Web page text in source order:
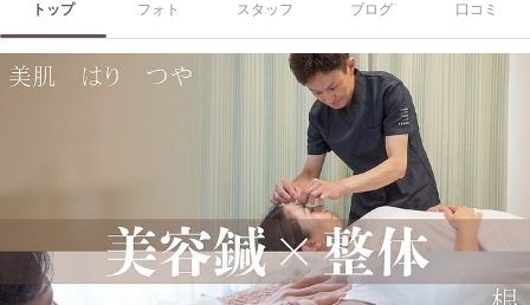
トップ フォト スタッフ ブログ 口コミ